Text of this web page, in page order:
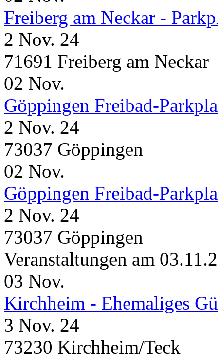
Freiberg am Neckar -
2 Nov. 24
71691 Freiberg am Neckar
02 Nov.
Göppingen Freibad-
2 Nov. 24
73037 Göppingen
02 Nov.
Göppingen Freibad-
2 Nov. 24
73037 Göppingen
Veranstaltungen am
03 Nov.
Kirchheim - Ehemaliges
3 Nov. 24
73230 Kirchheim/Teck